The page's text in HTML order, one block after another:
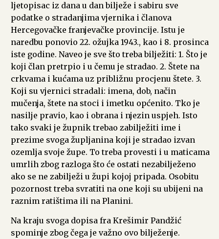
ljetopisac iz dana u dan bilježe i sabiru sve
podatke o stradanjima vjernika i članova
Hercegovačke franjevačke provincije. Istu je
naredbu ponovio 22. ožujka 1943., kao i 8. prosinca
iste godine. Naveo je sve što treba bilježiti: 1. Što je
koji član pretrpio i u čemu je stradao. 2. Štete na
crkvama i kućama uz približnu procjenu štete. 3.
Koji su vjernici stradali: imena, dob, način
mučenja, štete na stoci i imetku općenito. Tko je
nasilje pravio, kao i obrana i njezin uspjeh. Isto
tako svaki je župnik trebao zabilježiti ime i
prezime svoga župljanina koji je stradao izvan
ozemlja svoje župe. To treba provesti i u maticama
umrlih zbog razloga što će ostati nezabilježeno
ako se ne zabilježi u župi kojoj pripada. Osobitu
pozornost treba svratiti na one koji su ubijeni na
raznim ratištima ili na Planini.
Na kraju svoga dopisa fra Krešimir Pandžić
spominje zbog čega je važno ovo bilježenje.